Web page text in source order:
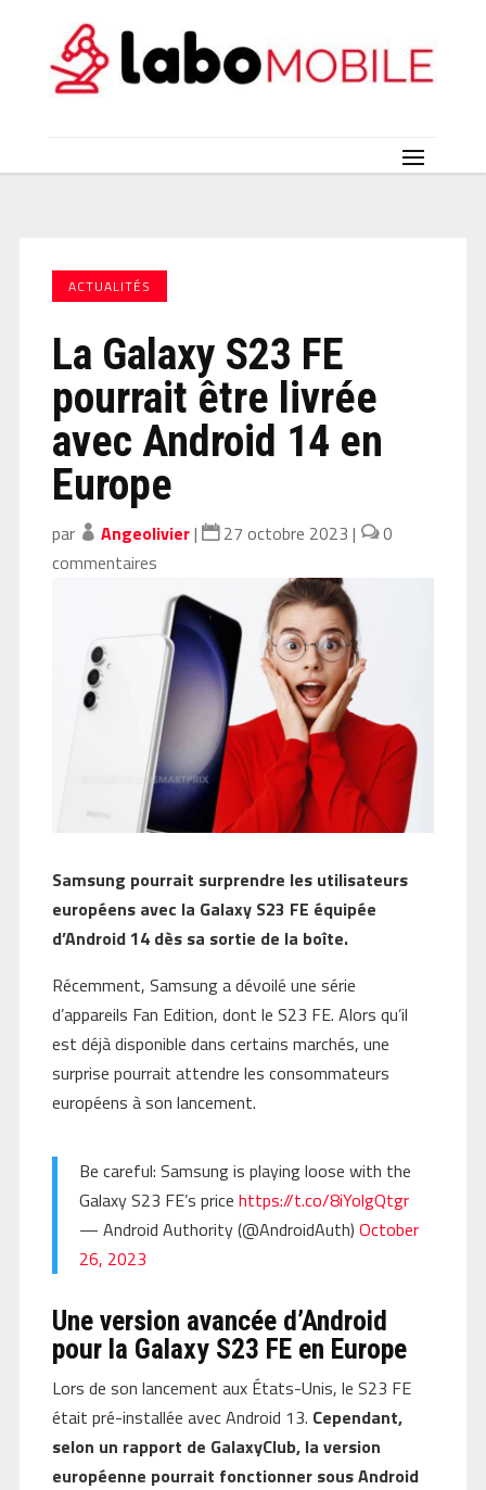
ACTUALITÉS
La Galaxy S23 FE
pourrait être livrée
avec Android 14 en
Europe
par Angeolivier| 27 octobre 2023 |
0
commentaires
Samsung pourrait surprendre les utilisateurs
européens avec la Galaxy S23 FE équipée
d’Android 14 dès sa sortie de la boîte.
Récemment, Samsung a dévoilé une série
d’appareils Fan Edition, dont le S23 FE. Alors qu’il
est déjà disponible dans certains marchés, une
surprise pourrait attendre les consommateurs
européens à son lancement.
Be careful: Samsung is playing loose with the
Galaxy S23 FE’s price https://t.co/8iYolgQtgr
— Android Authority (@AndroidAuth) October
26, 2023
Une version avancée d’Android
pour la Galaxy S23 FE en Europe
Lors de son lancement aux États-Unis, le S23 FE
était pré-installée avec Android 13. Cependant,
selon un rapport de GalaxyClub, la version
européenne pourrait fonctionner sous Android